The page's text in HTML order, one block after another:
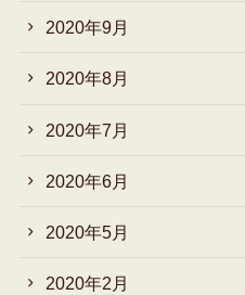
2020年9月
2020年8月
2020年7月
2020年6月
2020年5月
2020年2月